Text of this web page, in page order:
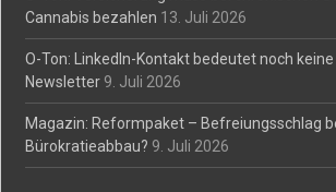
Cannabis bezahlen 13. Juli 2026
O-Ton: LinkedIn-Kontakt bedeutet noch
Newsletter 9. Juli 2026
Magazin: Reformpaket – Befreiungsschlag
Bürokratieabbau? 9. Juli 2026